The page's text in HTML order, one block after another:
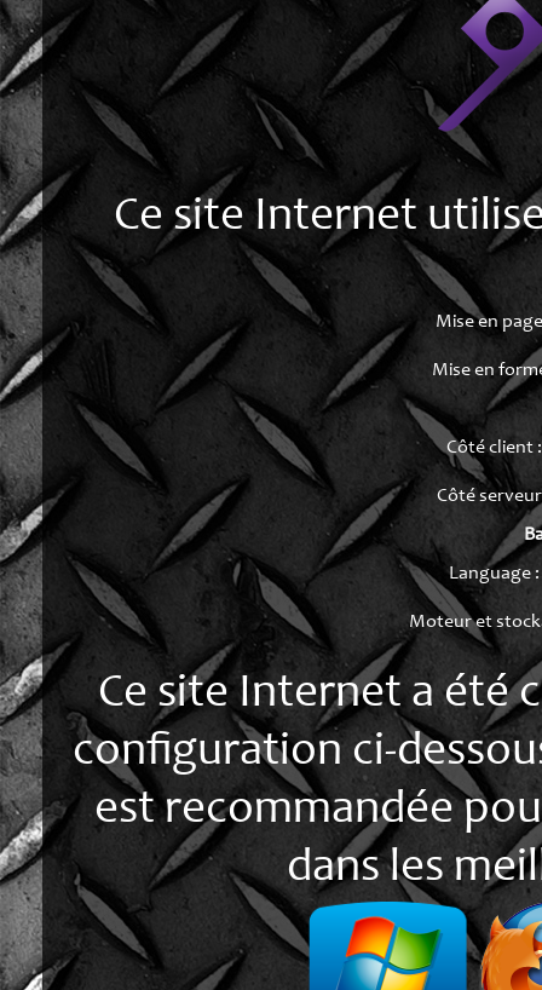
Ce site Internet
Mise en
Mise en
Côté client :
Côté
Language :
Moteur et
Ce site Internet a été
configuration ci-
est recommandée
dans les